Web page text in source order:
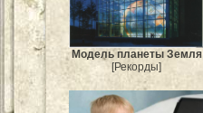
Модель планеты Земля
[Рекорды]